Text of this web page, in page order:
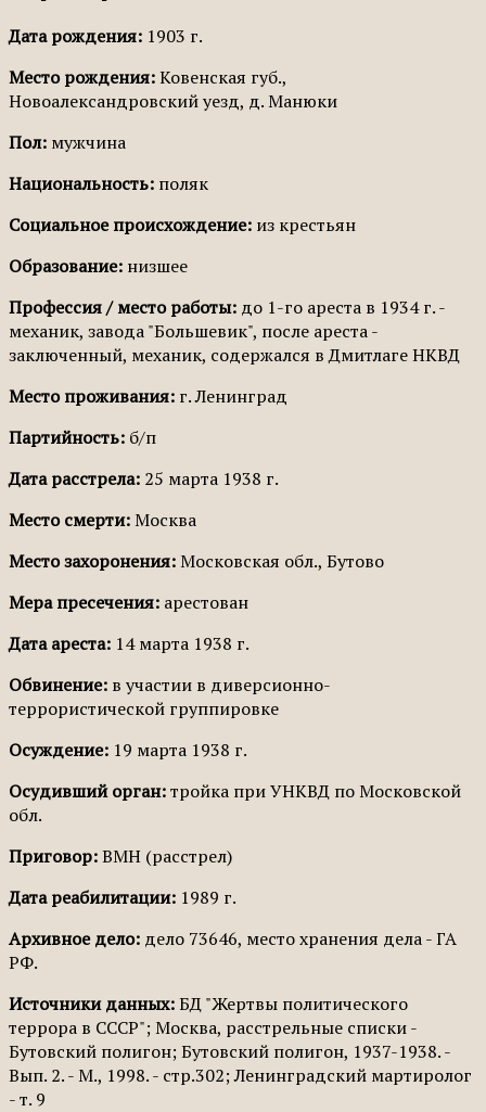
Дата рождения: 1903 г.
Место рождения:Ковенская губ.,
Новоалександровский уезд, д. Манюки
Пол: мужчина
Национальность: поляк
Социальное происхождение: из крестьян
Образование: низшее
Профессия / место работы: до 1-го ареста в 1934 г. -
механик, завода "Большевик", после ареста -
заключенный, механик, содержался в Дмитлаге НКВД
Место проживания: г. Ленинград
Партийность: б/п
Дата расстрела: 25 марта 1938 г.
Место смерти:Москва
Место захоронения:Московская обл., Бутово
Мера пресечения: арестован
Дата ареста: 14 марта 1938 г.
Обвинение: в участии в диверсионно-
террористической группировке
Осуждение: 19 марта 1938 г.
Осудивший орган:тройка при УНКВД по Московской
обл.
Приговор:ВМН (расстрел)
Дата реабилитации: 1989 г.
Архивное дело: дело 73646, место хранения дела - ГА
РФ.
Источники данных:БД "Жертвы политического
террора в СССР"; Москва, расстрельные списки -
Бутовский полигон; Бутовский полигон, 1937-1938. -
Вып. 2. - М., 1998. - стр.302; Ленинградский мартиролог
- т. 9